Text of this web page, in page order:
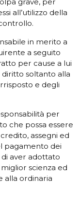
all’utilizzo della
in merito a
a seguito
per cause a lui
soltanto alla
e degli
per
che possa essere
assegni ed
pagamento dei
aver adottato
scienza ed
alla ordinaria